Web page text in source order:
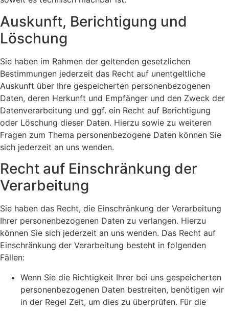
Auskunft, Berichtigung und
Löschung
Sie haben im Rahmen der geltenden gesetzlichen
Bestimmungen jederzeit das Recht auf unentgeltliche
Auskunft über Ihre gespeicherten personenbezogenen
Daten, deren Herkunft und Empfänger und den Zweck der
Datenverarbeitung und ggf. ein Recht auf Berichtigung
oder Löschung dieser Daten. Hierzu sowie zu weiteren
Fragen zum Thema personenbezogene Daten können Sie
sich jederzeit an uns wenden.
Recht auf Einschränkung der
Verarbeitung
Sie haben das Recht, die Einschränkung der Verarbeitung
Ihrer personenbezogenen Daten zu verlangen. Hierzu
können Sie sich jederzeit an uns wenden. Das Recht auf
Einschränkung der Verarbeitung besteht in folgenden
Fällen:
Wenn Sie die Richtigkeit Ihrer bei uns gespeicherten
personenbezogenen Daten bestreiten, benötigen wir
in der Regel Zeit, um dies zu überprüfen. Für die